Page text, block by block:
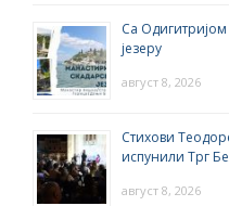
Са
језеру
август 8, 2026
Стихови
испунили Трг
август 8, 2026